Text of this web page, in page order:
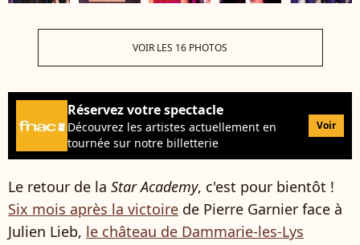
VOIR LES 16 PHOTOS
Réservez votre spectacle
Découvrez les artistes actuellement en
tournée sur notre billetterie
Voir
Le retour de la Star Academy, c'est pour bientôt !
Six mois après la victoire de Pierre Garnier face à
Julien Lieb, le château de Dammarie-les-Lys